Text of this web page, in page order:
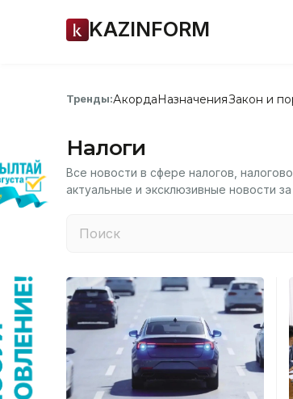
KAZINFORM
Тренды:АкордаНазначенияЗакон и
Налоги
Все новости в сфере налогов,
актуальные и эксклюзивные новости